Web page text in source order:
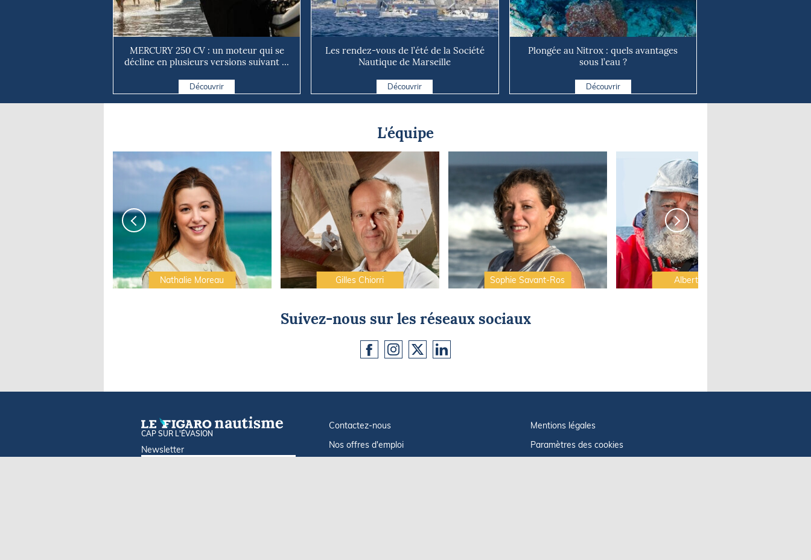
MERCURY 250 CV : un moteur qui se
décline en plusieurs versions suivant ...
Découvrir
Les rendez-vous de l’été de la Société
Nautique de Marseille
Découvrir
Plongée au Nitrox : quels avantages
sous l’eau ?
Découvrir
L'équipe
Nathalie Moreau Gilles Chiorri Sophie Savant-Ros Albert Brel
Suivez-nous sur les réseaux sociaux
CAP SUR L'ÉVASION
Newsletter
Contactez-nous
Nos offres d'emploi
Mentions légales
Paramètres des cookies